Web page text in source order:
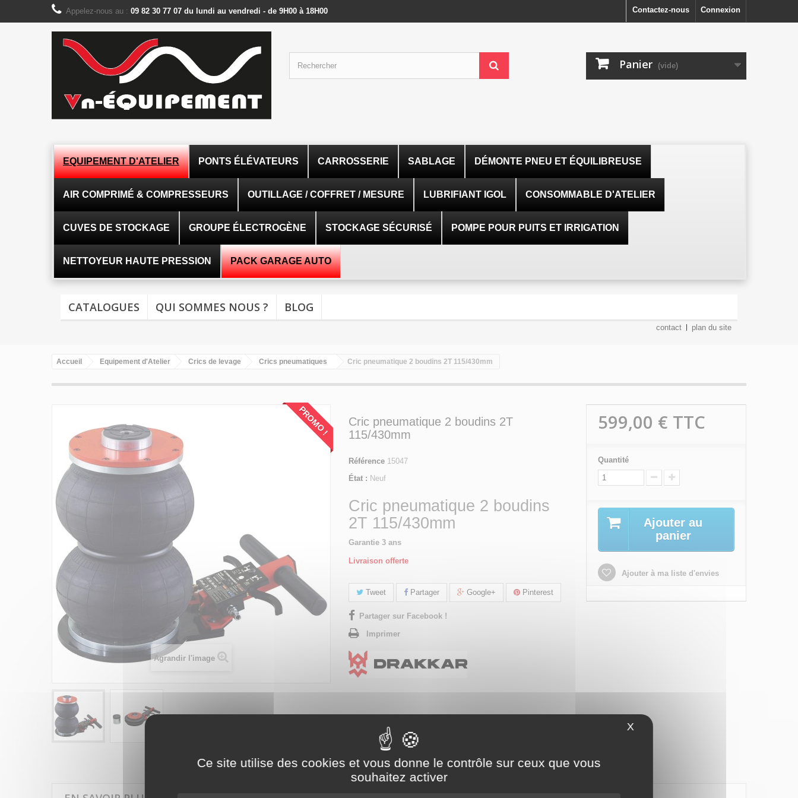
Panneau de gestion des cookies
Ce site utilise des cookies et vous donne le contrôle sur ceux que vous
souhaitez activer
X Masquer le bandeau des cookies
Connexion
Contactez-nous
Appelez-nous au : 09 82 30 77 07 du lundi au vendredi - de 9H00 à 18H00
Panier (vide)
EQUIPEMENT D'ATELIER PONTS ÉLÉVATEURS CARROSSERIE SABLAGE DÉMONTE PNEU ET ÉQUILIBREUSE
AIR COMPRIMÉ & COMPRESSEURS OUTILLAGE / COFFRET / MESURE LUBRIFIANT IGOL CONSOMMABLE D'ATELIER
CUVES DE STOCKAGE GROUPE ÉLECTROGÈNE STOCKAGE SÉCURISÉ POMPE POUR PUITS ET IRRIGATION
NETTOYEUR HAUTE PRESSION PACK GARAGE AUTO
CATALOGUES QUI SOMMES NOUS ? BLOG
contact plan du site
Accueil Equipement d'Atelier Crics de levage Crics pneumatiques Cric pneumatique 2 boudins 2T 115/430mm
PROMO !
Agrandir l'image
Cric pneumatique 2 boudins 2T
115/430mm
Référence 15047
État : Neuf
Cric pneumatique 2 boudins
2T 115/430mm
Garantie 3 ans
Livraison offerte
Tweet Partager Google+ Pinterest
Partager sur Facebook !
Imprimer
599,00 € TTC
Quantité
Ajouter au
panier
Ajouter à ma liste d'envies